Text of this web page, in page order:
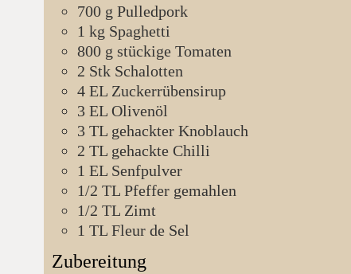
700 g Pulledpork
1 kg Spaghetti
800 g stückige Tomaten
2 Stk Schalotten
4 EL Zuckerrübensirup
3 EL Olivenöl
3 TL gehackter Knoblauch
2 TL gehackte Chilli
1 EL Senfpulver
1/2 TL Pfeffer gemahlen
1/2 TL Zimt
1 TL Fleur de Sel
Zubereitung